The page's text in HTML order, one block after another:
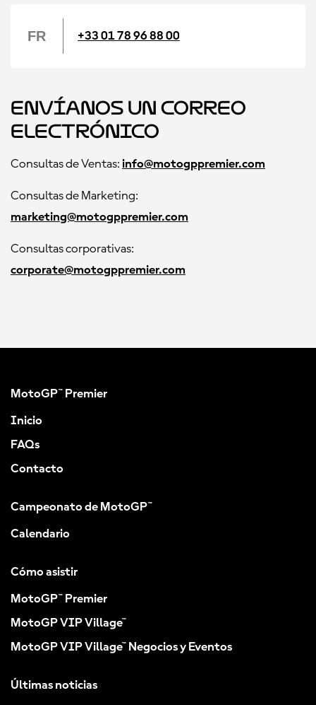
FR +33 01 78 96 88 00
Envíanos un correo
electrónico
Consultas de Ventas: info@motogppremier.com
Consultas de Marketing:
marketing@motogppremier.com
Consultas corporativas:
corporate@motogppremier.com
MotoGP™ Premier
Inicio
FAQs
Contacto
Campeonato de MotoGP™
Calendario
Cómo asistir
MotoGP™ Premier
MotoGP VIP Village™
MotoGP VIP Village™ Negocios y Eventos
Últimas noticias